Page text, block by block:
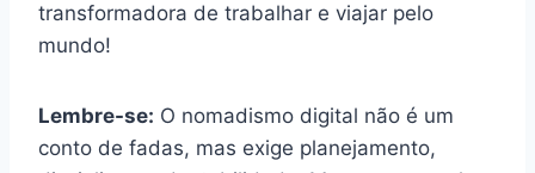
transformadora de trabalhar e viajar pelo
mundo!
Lembre-se: O nomadismo digital não é um
conto de fadas, mas exige planejamento,